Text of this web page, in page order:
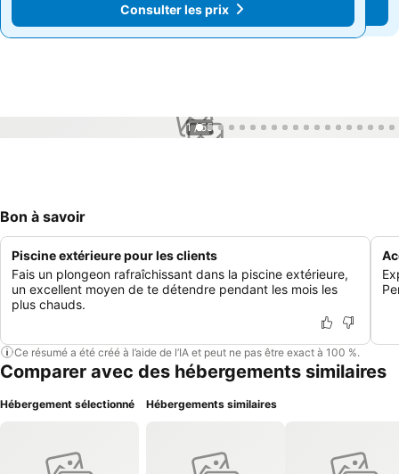
Consulter les prix
Consulter les prix
1 / 55
Bon à savoir
Piscine extérieure pour les clients
Fais un plongeon rafraîchissant dans la piscine extérieure,
un excellent moyen de te détendre pendant les mois les
plus chauds.
Ce résumé a été créé à l’aide de l’IA et peut ne pas être exact à 100 %.
Comparer avec des hébergements similaires
Hébergement sélectionné Hébergements similaires